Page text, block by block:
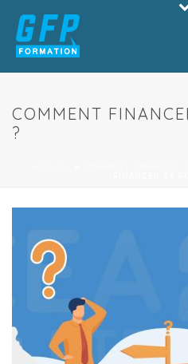
COMMENT
?